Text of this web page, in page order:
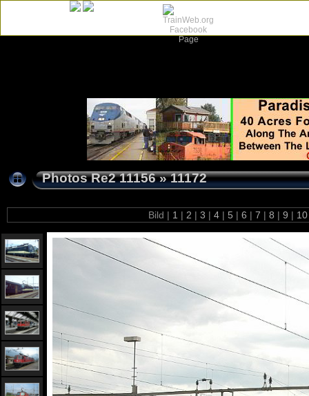
Photos Re2 11156»11172
Bild | 1 | 2 | 3 | 4 | 5 | 6 | 7 | 8 | 9 |